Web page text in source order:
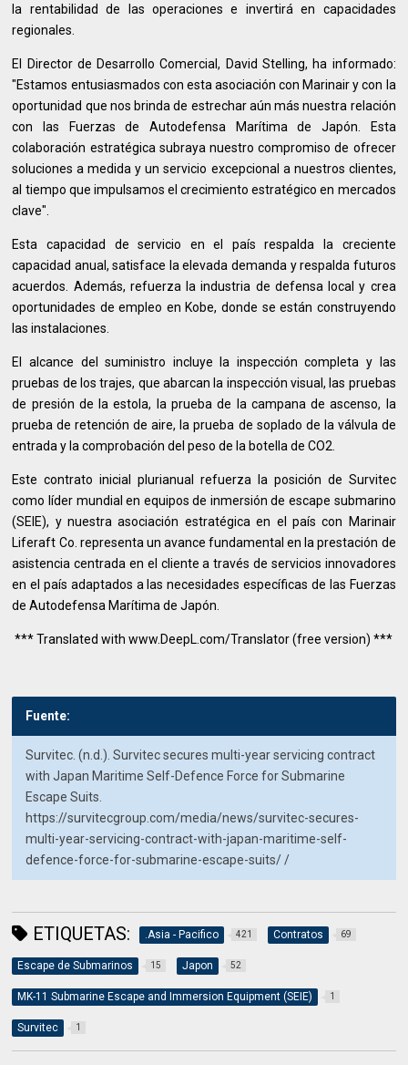
la rentabilidad de las operaciones e invertirá en capacidades
regionales.
El Director de Desarrollo Comercial, David Stelling, ha informado:
"Estamos entusiasmados con esta asociación con Marinair y con la
oportunidad que nos brinda de estrechar aún más nuestra relación
con las Fuerzas de Autodefensa Marítima de Japón. Esta
colaboración estratégica subraya nuestro compromiso de ofrecer
soluciones a medida y un servicio excepcional a nuestros clientes,
al tiempo que impulsamos el crecimiento estratégico en mercados
clave".
Esta capacidad de servicio en el país respalda la creciente
capacidad anual, satisface la elevada demanda y respalda futuros
acuerdos. Además, refuerza la industria de defensa local y crea
oportunidades de empleo en Kobe, donde se están construyendo
las instalaciones.
El alcance del suministro incluye la inspección completa y las
pruebas de los trajes, que abarcan la inspección visual, las pruebas
de presión de la estola, la prueba de la campana de ascenso, la
prueba de retención de aire, la prueba de soplado de la válvula de
entrada y la comprobación del peso de la botella de CO2.
Este contrato inicial plurianual refuerza la posición de Survitec
como líder mundial en equipos de inmersión de escape submarino
(SEIE), y nuestra asociación estratégica en el país con Marinair
Liferaft Co. representa un avance fundamental en la prestación de
asistencia centrada en el cliente a través de servicios innovadores
en el país adaptados a las necesidades específicas de las Fuerzas
de Autodefensa Marítima de Japón.
*** Translated with www.DeepL.com/Translator (free version) ***
Fuente:
Survitec. (n.d.). Survitec secures multi-year servicing contract
with Japan Maritime Self-Defence Force for Submarine
Escape Suits.
https://survitecgroup.com/media/news/survitec-secures-
multi-year-servicing-contract-with-japan-maritime-self-
defence-force-for-submarine-escape-suits/ /
ETIQUETAS: .Asia - Pacifico 421 Contratos 69
Escape de Submarinos 15 Japon 52
MK-11 Submarine Escape and Immersion Equipment (SEIE) 1
Survitec 1